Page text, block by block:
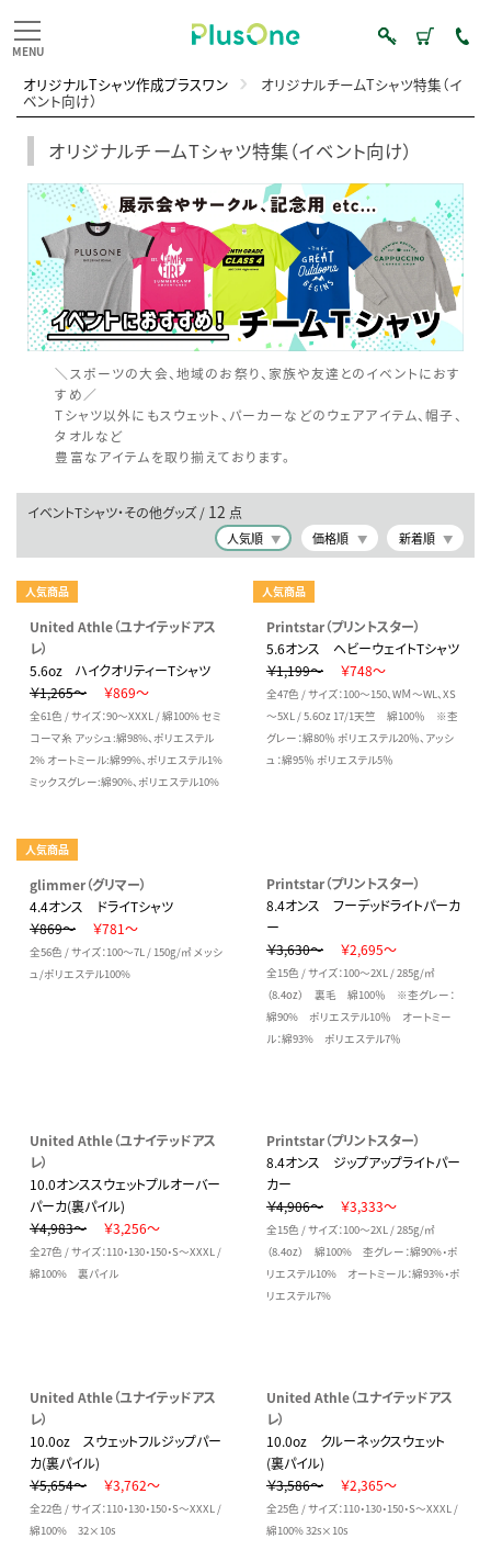
オリジナルTシャツ作成プラスワン オリジナルチームTシャツ特集（イ
ベント向け）
オリジナルチームTシャツ特集（イベント向け）
＼スポーツの大会、地域のお祭り、家族や友達とのイベントにおす
すめ／
Tシャツ以外にもスウェット、パーカーなどのウェアアイテム、帽子、
タオルなど
豊富なアイテムを取り揃えております。
イベントTシャツ・その他グッズ / 12 点
人気順 価格順 新着順
人気商品
United Athle（ユナイテッドアス
レ）
5.6oz ハイクオリティーTシャツ
￥1,265～
￥869～
全61色 / サイズ：90～XXXL / 綿100% セミ
コーマ糸 アッシュ:綿98%、ポリエステル
2% オートミール:綿99%、ポリエステル1%
ミックスグレー:綿90%、ポリエステル10%
人気商品
Printstar（プリントスター）
5.6オンス ヘビーウェイトTシャツ
￥1,199～
￥748～
全47色 / サイズ：100～150、WＭ～WL、XS
～5XL / 5.6Oz 17/1天竺 綿100％ ※杢
グレー：綿80％ ポリエステル20％、アッシ
ュ：綿95％ ポリエステル5％
人気商品
glimmer（グリマー）
4.4オンス ドライTシャツ
￥869～
￥781～
全56色 / サイズ：100～7L / 150g/㎡ メッシ
ュ/ポリエステル100%
Printstar（プリントスター）
8.4オンス フーデッドライトパーカ
ー
￥3,630～
￥2,695～
全15色 / サイズ：100～2XL / 285g/㎡
（8.4oz） 裏毛 綿100％ ※杢グレー：
綿90% ポリエステル10％ オートミー
ル：綿93% ポリエステル7％
United Athle（ユナイテッドアス
レ）
10.0オンススウェットプルオーバー
パーカ(裏パイル)
￥4,983～
￥3,256～
全27色 / サイズ：110・130・150・S～XXXL /
綿100% 裏パイル
Printstar（プリントスター）
8.4オンス ジップアップライトパー
カー
￥4,906～
￥3,333～
全15色 / サイズ：100～2XL / 285g/㎡
（8.4oz） 綿100% 杢グレー：綿90%・ポ
リエステル10% オートミール：綿93%・ポ
リエステル7%
United Athle（ユナイテッドアス
レ）
10.0oz スウェットフルジップパー
カ(裏パイル)
￥5,654～
￥3,762～
全22色 / サイズ：110・130・150・S～XXXL /
綿100% 32×10s
United Athle（ユナイテッドアス
レ）
10.0oz クルーネックスウェット
(裏パイル)
￥3,586～
￥2,365～
全25色 / サイズ：110・130・150・S～XXXL /
綿100% 32s×10s